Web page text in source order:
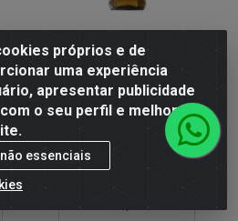
Cachaca Matuta Single Blend
1x1000ml
Código: 008247
Embalagem: UNIDADE
R$ 74,90
próprios e de
uma experiência
apresentar publicidade
o seu perfil e melhorar a
essenciais